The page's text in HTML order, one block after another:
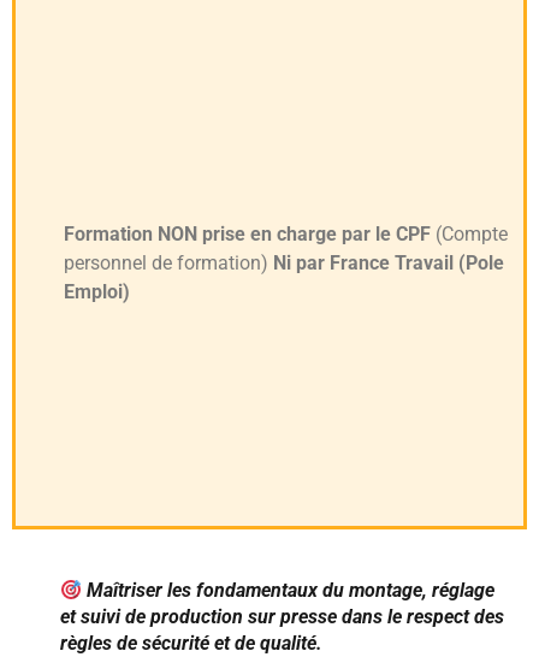
Formation NON prise en charge par le CPF (Compte
personnel de formation) Ni par France Travail (Pole
Emploi)
Maîtriser les fondamentaux du montage, réglage
et suivi de production sur presse dans le respect des
règles de sécurité et de qualité.